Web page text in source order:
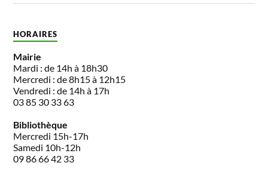
HORAIRES
Mairie
Mardi : de 14h à 18h30
Mercredi : de 8h15 à 12h15
Vendredi : de 14h à 17h
03 85 30 33 63
Bibliothèque
Mercredi 15h-17h
Samedi 10h-12h
09 86 66 42 33